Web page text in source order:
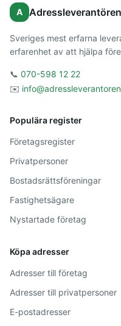
A Adressleverantören
Sveriges mest erfarna
erfarenhet av att hjälpa
📞 070-598 12 22
✉️
Populära register
Företagsregister
Privatpersoner
Bostadsrättsföreningar
Fastighetsägare
Nystartade företag
Köpa adresser
Adresser till företag
Adresser till privatpersoner
E-postadresser